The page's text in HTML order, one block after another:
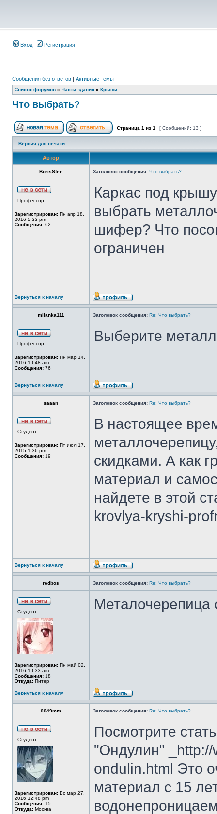
Вход Регистрация
Сообщения без ответов | Активные темы
Список форумов » Части здания » Крыши
Что выбрать?
Страница 1 из 1 [ Сообщений: 13 ]
Версия для печати
Автор
BorisSfen Заголовок сообщения: Что выбрать?
Профессор
Зарегистрирован: Пн апр 18,
2016 5:33 pm
Сообщения: 62
Каркас под
выбрать
шифер? Что
ограничен
Вернуться к началу
milanka111 Заголовок сообщения: Re: Что выбрать?
Профессор
Зарегистрирован: Пн мар 14,
2016 10:48 am
Сообщения: 76
Выберите
Вернуться к началу
saaan Заголовок сообщения: Re: Что выбрать?
Студент
Зарегистрирован: Пт июл 17,
2015 1:36 pm
Сообщения: 19
В настоящее
скидками. А как
материал и
найдете в этой
krovlya-kryshi-
Вернуться к началу
redbos Заголовок сообщения: Re: Что выбрать?
Студент
Зарегистрирован: Пн май 02,
2016 10:33 am
Сообщения: 18
Откуда: Питер
Вернуться к началу
0049mm Заголовок сообщения: Re: Что выбрать?
Студент
Зарегистрирован: Вс мар 27,
2016 12:48 pm
Сообщения: 15
Откуда: Москва
Посмотрите
"Ондулин" _http://
ondulin.html Это
материал с 15